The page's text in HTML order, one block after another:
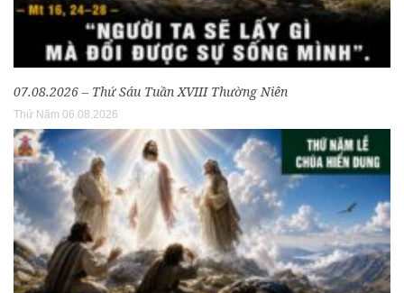
07.08.2026 – Thứ Sáu Tuần XVIII Thường Niên
Thứ Năm 06.08.2026